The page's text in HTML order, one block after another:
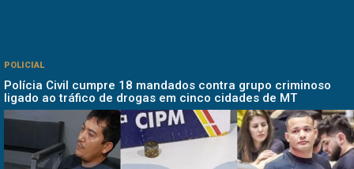
POLICIAL
Polícia Civil cumpre 18 mandados contra grupo criminoso
ligado ao tráfico de drogas em cinco cidades de MT